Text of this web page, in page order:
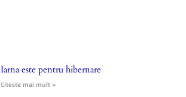
Iarna este pentru hibernare
Citeste mai mult »